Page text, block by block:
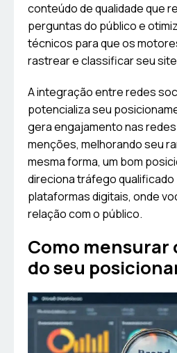
conteúdo de qualidade que
perguntas do público e
técnicos para que os
rastrear e classificar seu
A integração entre redes
potencializa seu
gera engajamento nas
menções, melhorando seu
mesma forma, um bom
direciona tráfego qualificado
plataformas digitais, onde
relação com o público.
Como mensurar
do seu